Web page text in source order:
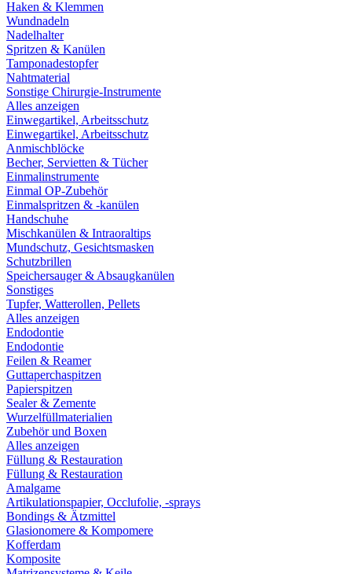
Haken & Klemmen
Wundnadeln
Nadelhalter
Spritzen & Kanülen
Tamponadestopfer
Nahtmaterial
Sonstige Chirurgie-Instrumente
Alles anzeigen
Einwegartikel, Arbeitsschutz
Einwegartikel, Arbeitsschutz
Anmischblöcke
Becher, Servietten & Tücher
Einmalinstrumente
Einmal OP-Zubehör
Einmalspritzen & -kanülen
Handschuhe
Mischkanülen & Intraoraltips
Mundschutz, Gesichtsmasken
Schutzbrillen
Speichersauger & Absaugkanülen
Sonstiges
Tupfer, Watterollen, Pellets
Alles anzeigen
Endodontie
Endodontie
Feilen & Reamer
Guttaperchaspitzen
Papierspitzen
Sealer & Zemente
Wurzelfüllmaterialien
Zubehör und Boxen
Alles anzeigen
Füllung & Restauration
Füllung & Restauration
Amalgame
Artikulationspapier, Occlufolie, -sprays
Bondings & Ätzmittel
Glasionomere & Kompomere
Kofferdam
Komposite